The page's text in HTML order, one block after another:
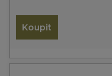
Koupit